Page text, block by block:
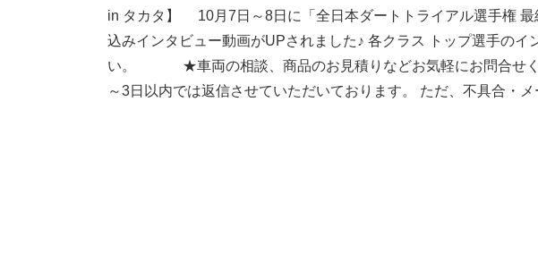
in タカタ】 10月7日～8日に「全日本ダートトライアル選手権 最
込みインタビュー動画がUPされました♪ 各クラス トップ選手のイ
い。 ★車両の相談、商品のお見積りなどお気軽にお問合せく
～3日以内では返信させていただいております。 ただ、不具合・